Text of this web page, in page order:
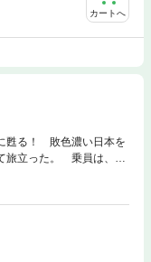
カートへ
甦る！ 敗色濃い日本を
旅立った。 乗員は、陸
年集団。が、第二次世
が経過した。 国連職
鷲井の妻・久子と再会、
行方を探すことを依頼
の後、そして恐るべき